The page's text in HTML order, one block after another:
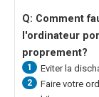
Q: Comment
l'ordinateur
proprement?
1 Eviter la
2
Faire votre